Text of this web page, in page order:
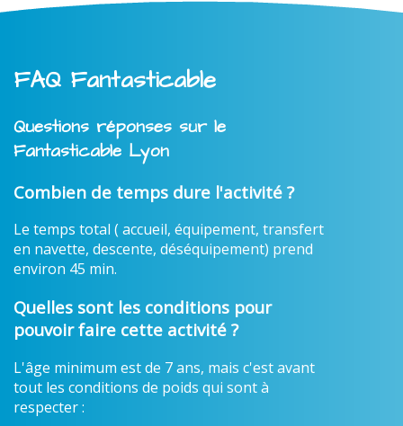
FAQ Fantasticable
Questions réponses sur le
Fantasticable Lyon
Combien de temps dure l'activité ?
Le temps total ( accueil, équipement, transfert
en navette, descente, déséquipement) prend
environ 45 min.
Quelles sont les conditions pour
pouvoir faire cette activité ?
L'âge minimum est de 7 ans, mais c'est avant
tout les conditions de poids qui sont à
respecter :